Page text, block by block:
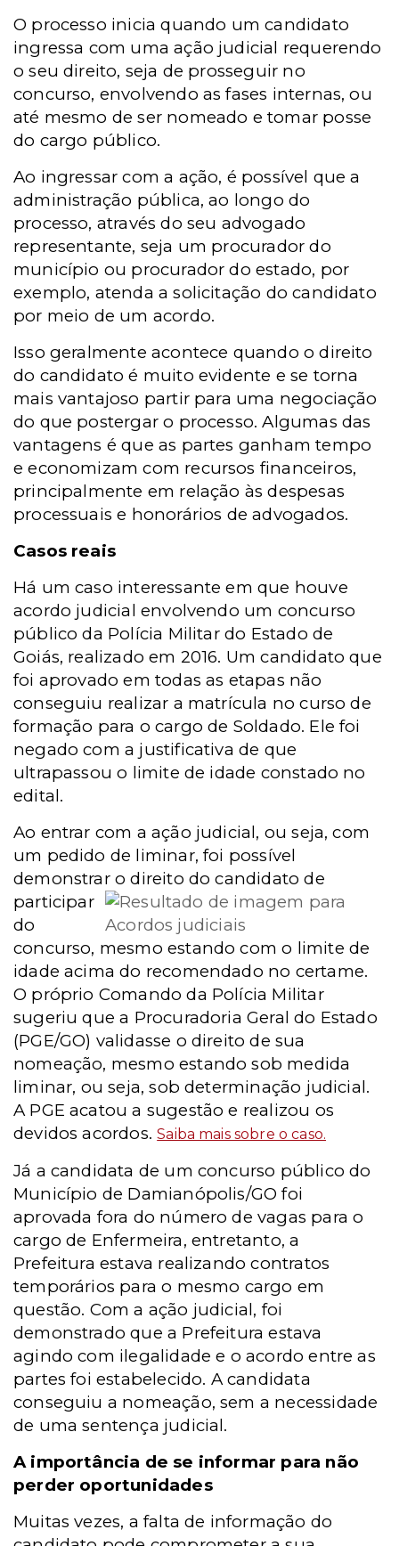
O processo inicia quando um candidato
ingressa com uma ação judicial requerendo
o seu direito, seja de prosseguir no
concurso, envolvendo as fases internas, ou
até mesmo de ser nomeado e tomar posse
do cargo público.
Ao ingressar com a ação, é possível que a
administração pública, ao longo do
processo, através do seu advogado
representante, seja um procurador do
município ou procurador do estado, por
exemplo, atenda a solicitação do candidato
por meio de um acordo.
Isso geralmente acontece quando o direito
do candidato é muito evidente e se torna
mais vantajoso partir para uma negociação
do que postergar o processo. Algumas das
vantagens é que as partes ganham tempo
e economizam com recursos financeiros,
principalmente em relação às despesas
processuais e honorários de advogados.
Casos reais
Há um caso interessante em que houve
acordo judicial envolvendo um concurso
público da Polícia Militar do Estado de
Goiás, realizado em 2016. Um candidato que
foi aprovado em todas as etapas não
conseguiu realizar a matrícula no curso de
formação para o cargo de Soldado. Ele foi
negado com a justificativa de que
ultrapassou o limite de idade constado no
edital.
Ao entrar com a ação judicial, ou seja, com
um pedido de liminar, foi possível
demonstrar o direito do candidato de
participar
do
concurso, mesmo estando com o limite de
idade acima do recomendado no certame.
O próprio Comando da Polícia Militar
sugeriu que a Procuradoria Geral do Estado
(PGE/GO) validasse o direito de sua
nomeação, mesmo estando sob medida
liminar, ou seja, sob determinação judicial.
A PGE acatou a sugestão e realizou os
devidos acordos.Saiba mais sobre o caso.
Já a candidata de um concurso público do
Município de Damianópolis/GO foi
aprovada fora do número de vagas para o
cargo de Enfermeira, entretanto, a
Prefeitura estava realizando contratos
temporários para o mesmo cargo em
questão. Com a ação judicial, foi
demonstrado que a Prefeitura estava
agindo com ilegalidade e o acordo entre as
partes foi estabelecido. A candidata
conseguiu a nomeação, sem a necessidade
de uma sentença judicial.
A importância de se informar para não
perder oportunidades
Muitas vezes, a falta de informação do